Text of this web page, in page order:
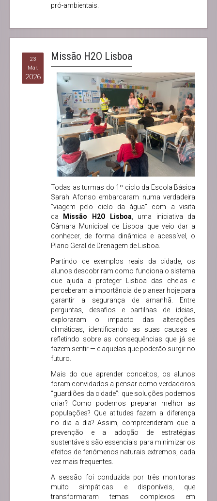
pró-ambientais.
23
Mar.
2026
Missão H2O Lisboa
Todas as turmas do 1º ciclo da Escola Básica
Sarah Afonso embarcaram numa verdadeira
“viagem pelo ciclo da água” com a visita
da
Missão H2O Lisboa , uma iniciativa da
Câmara Municipal de Lisboa que veio dar a
conhecer, de forma dinâmica e acessível, o
Plano Geral de Drenagem de Lisboa.
Partindo de exemplos reais da cidade, os
alunos descobriram como funciona o sistema
que ajuda a proteger Lisboa das cheias e
perceberam a importância de planear hoje para
garantir a segurança de amanhã. Entre
perguntas, desafios e partilhas de ideias,
exploraram o impacto das alterações
climáticas, identificando as suas causas e
refletindo sobre as consequências que já se
fazem sentir — e aquelas que poderão surgir no
futuro.
Mais do que aprender conceitos, os alunos
foram convidados a pensar como verdadeiros
“guardiões da cidade”: que soluções podemos
criar? Como podemos preparar melhor as
populações? Que atitudes fazem a diferença
no dia a dia? Assim, compreenderam que a
prevenção e a adoção de estratégias
sustentáveis são essenciais para minimizar os
efeitos de fenómenos naturais extremos, cada
vez mais frequentes.
A sessão foi conduzida por três monitoras
muito simpáticas e disponíveis, que
transformaram temas complexos em